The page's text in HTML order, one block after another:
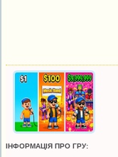
ІНФОРМАЦІЯ ПРО ГРУ: